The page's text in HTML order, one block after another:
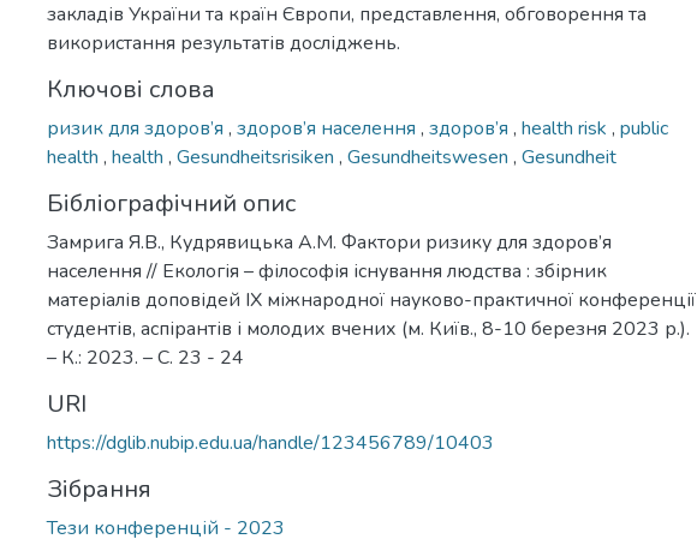
закладів України та країн Європи, представлення, обговорення та
використання результатів досліджень.
Ключові слова
ризик для здоров’я , здоров’я населення , здоров’я , health risk , public
health , health , Gesundheitsrisiken , Gesundheitswesen , Gesundheit
Бібліографічний опис
Замрига Я.В., Кудрявицька А.М. Фактори ризику для здоров’я
населення // Екологія – філософія існування людства : збірник
матеріалів доповідей ІХ міжнародної науково-практичної конференції
студентів, аспірантів і молодих вчених (м. Київ., 8-10 березня 2023 р.).
– К.: 2023. – С. 23 - 24
URI
https://dglib.nubip.edu.ua/handle/123456789/10403
Зібрання
Тези конференцій - 2023